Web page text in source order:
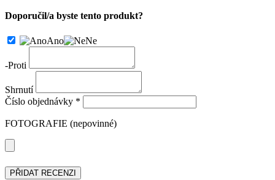
Doporučil/a byste tento produkt?
Ano Ne
-Proti
Shrnutí
Číslo objednávky *
FOTOGRAFIE (nepovinné)
PŘIDAT RECENZI